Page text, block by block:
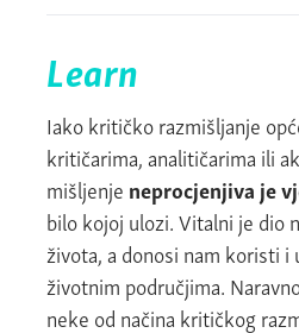
Learn
Iako kritičko razmišljanje
kritičarima, analitičarima ili
mišljenje neprocjenjiva je
bilo kojoj ulozi. Vitalni je dio
života, a donosi nam koristi
životnim područjima.
neke od načina kritičkog